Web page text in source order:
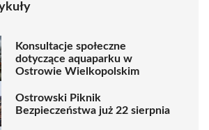
Konsultacje społeczne
dotyczące aquaparku w
Ostrowie Wielkopolskim
Ostrowski Piknik
Bezpieczeństwa już 22 sierpnia